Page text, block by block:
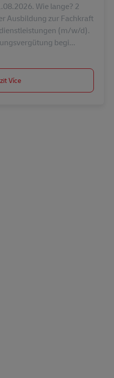
Wie lange? 2
Ausbildung zur Fachkraft
(m/w/d).
begi...
Více